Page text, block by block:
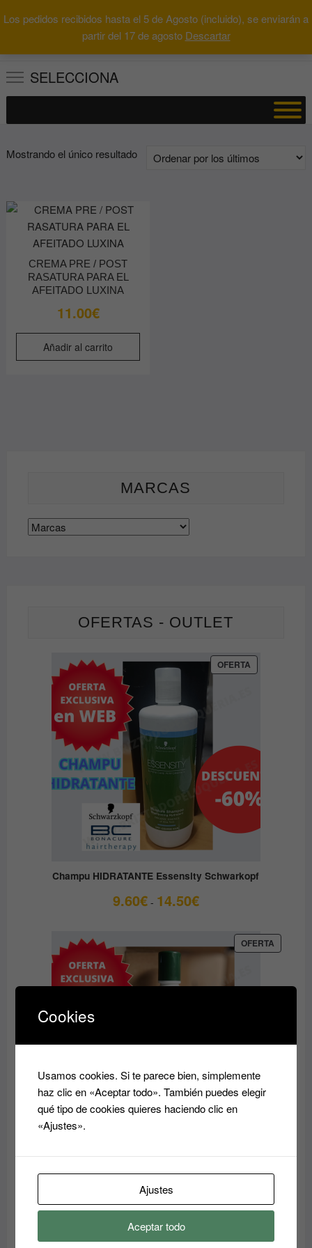
Los pedidos recibidos hasta el 5 de Agosto (incluido), se enviarán a
partir del 17 de agosto Descartar
al
Buscar
0 Total
SELECCIONA
Mostrando el único resultado
CREMA PRE / POST
RASATURA PARA EL
AFEITADO LUXINA
11.00€
Añadir al carrito
MARCAS
OFERTAS - OUTLET
OFERTAPRODUCTO
EN
Champu HIDRATANTE Essensity Schwarkopf
9.60€ - 14.50€Rango
9.60€
14.50€
OFERTA
EN
Acondicionador reparador Essensity Schwarzkopf
37.00€El
precio
era:
14.80
precio
EN
Cookies
Usamos cookies. Si te parece bien, simplemente
haz clic en «Aceptar todo». También puedes elegir
qué tipo de cookies quieres haciendo clic en
«Ajustes».
Ajustes
Aceptar todo